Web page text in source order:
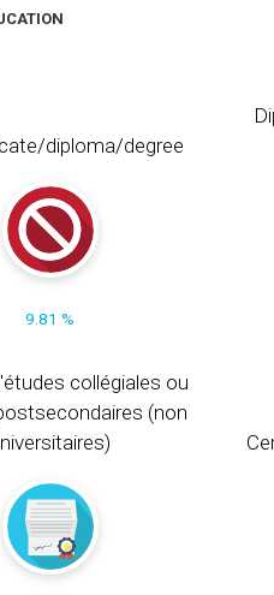
diploma/degree
9.81 %
collégiales ou
(non